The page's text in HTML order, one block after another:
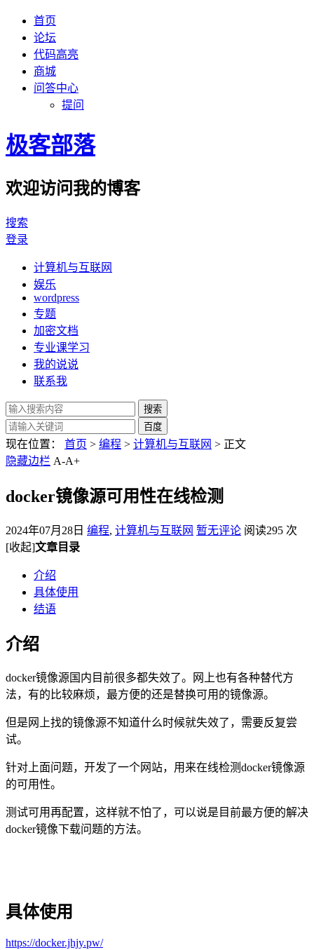
首页
论坛
代码高亮
商城
问答中心
提问
极客部落
欢迎访问我的博客
搜索
登录
计算机与互联网
娱乐
wordpress
专题
加密文档
专业课学习
我的说说
联系我
现在位置： 首页 > 编程 > 计算机与互联网 > 正文
隐藏边栏 A-A+
docker镜像源可用性在线检测
2024年07月28日 编程, 计算机与互联网 暂无评论 阅读295 次
[收起]文章目录
介绍
具体使用
结语
介绍
docker镜像源国内目前很多都失效了。网上也有各种替代方
法，有的比较麻烦，最方便的还是替换可用的镜像源。
但是网上找的镜像源不知道什么时候就失效了，需要反复尝
试。
针对上面问题，开发了一个网站，用来在线检测docker镜像源
的可用性。
测试可用再配置，这样就不怕了，可以说是目前最方便的解决
docker镜像下载问题的方法。
具体使用
https://docker.jhjy.pw/